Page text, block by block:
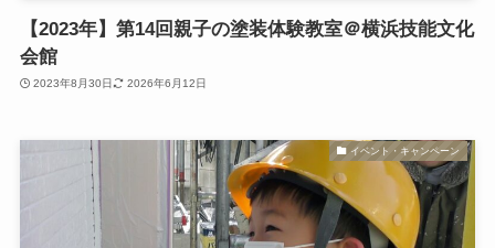
【2023年】第14回親子の塗装体験教室＠横浜技能文化
会館
2023年8月30日 2026年6月12日
イベント・キャンペーン